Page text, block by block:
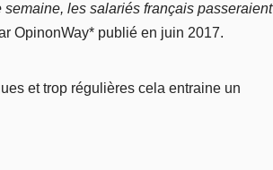
semaine, les salariés français passeraient
OpinonWay* publié en juin 2017.
et trop régulières cela entraine un